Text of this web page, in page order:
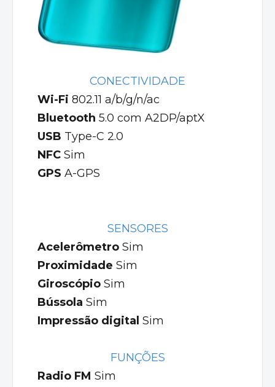
CONECTIVIDADE
Wi-Fi 802.11 a/b/g/n/ac
Bluetooth 5.0 com A2DP/aptX
USB Type-C 2.0
NFC Sim
GPS A-GPS
SENSORES
Acelerômetro Sim
Proximidade Sim
Giroscópio Sim
Bússola Sim
Impressão digital Sim
FUNÇÕES
Radio FM Sim